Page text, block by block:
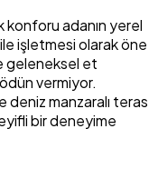
adanın yerel
işletmesi olarak öne
geleneksel et
vermiyor.
deniz manzaralı teras
bir deneyime